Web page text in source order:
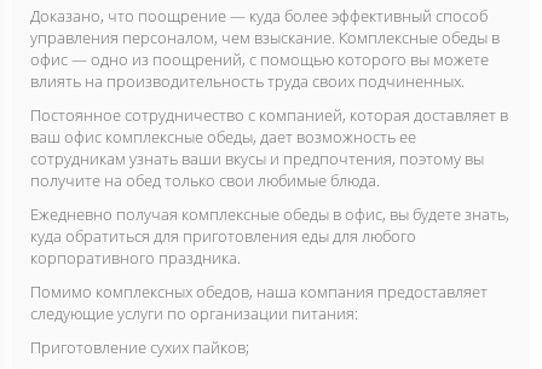
Доказано, что поощрение — куда более эффективный способ
управления персоналом, чем взыскание. Комплексные обеды в
офис — одно из поощрений, с помощью которого вы можете
влиять на производительность труда своих подчиненных.
Постоянное сотрудничество с компанией, которая доставляет в
ваш офис комплексные обеды, дает возможность ее
сотрудникам узнать ваши вкусы и предпочтения, поэтому вы
получите на обед только свои любимые блюда.
Ежедневно получая комплексные обеды в офис, вы будете знать,
куда обратиться для приготовления еды для любого
корпоративного праздника.
Помимо комплексных обедов, наша компания предоставляет
следующие услуги по организации питания:
Приготовление сухих пайков;